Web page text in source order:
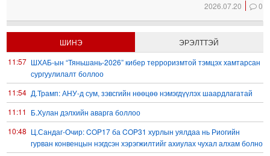
2026.07.20 0
ШИНЭ
ЭРЭЛТТЭЙ
11:57 ШХАБ-ын “Тяньшань-2026” кибер терроризмтой тэмцэх хамтарсан
сургуулилалт боллоо
11:54 Д.Трамп: АНУ-д сум, зэвсгийн нөөцөө нэмэгдүүлэх шаардлагатай
11:11 Б.Хулан дэлхийн аварга боллоо
10:48 Ц.Сандаг-Очир: COP17 ба COP31 хурлын уялдаа нь Риогийн
гурван конвенцын нэгдсэн хэрэгжилтийг ахиулах чухал алхам болно